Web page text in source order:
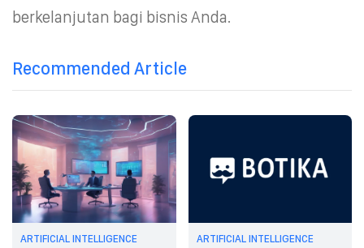
berkelanjutan bagi bisnis Anda.
Recommended Article
ARTIFICIAL INTELLIGENCE ARTIFICIAL INTELLIGENCE